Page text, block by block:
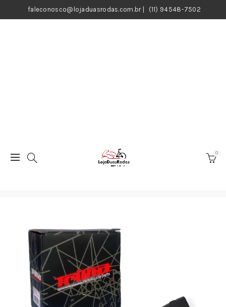
faleconosco@lojaduasrodas.com.br| (11) 94548-7502
0